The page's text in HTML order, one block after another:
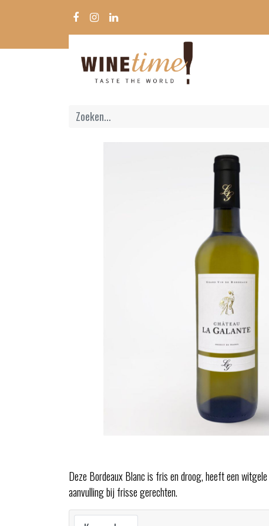
Deze Bordeaux Blanc is fris en droog, heeft een
aanvulling bij frisse gerechten.